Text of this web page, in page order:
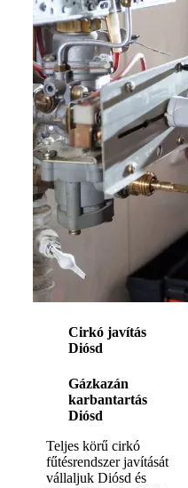
Cirkó javítás
Diósd
Gázkazán
karbantartás
Diósd
Teljes körű cirkó
fűtésrendszer javítását
vállaljuk Diósd és